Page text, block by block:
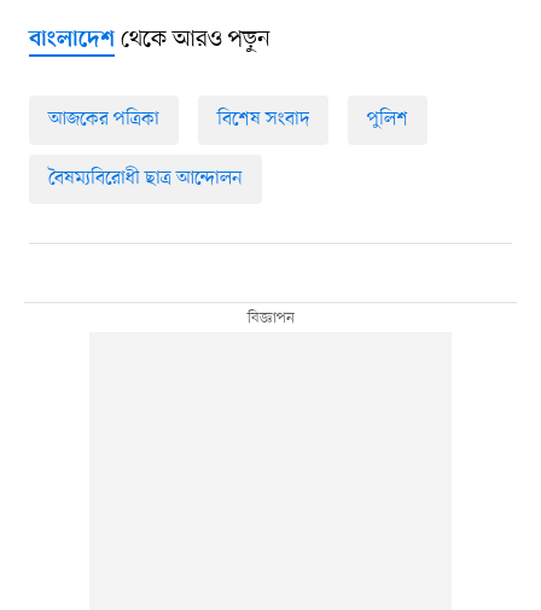
বাংলাদেশথেকে আরও পড়ুন
আজকের পত্রিকা বিশেষ সংবাদ পুলিশ
বৈষম্যবিরোধী ছাত্র আন্দোলন